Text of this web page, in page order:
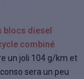
blocs diesel
combiné
un joli 104 g/km et
sera un peu